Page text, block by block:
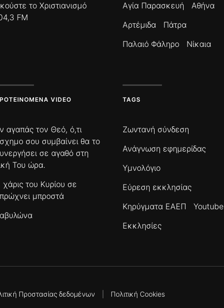
το Χριστιανισμό
FM
Αγία Παρασκευή
Αθήνα
Αρτέμιδα
Πάτρα
Παλαιό Φάληρο
Νίκαια
VIDEO
αγαπάς τον Θεό, ό,τι
σου συμβαίνει θα το
σε αγαθό στη
Του ώρα.
του Κυρίου σε
μπροστά
TAGS
Ζωντανή σύνδεση
Ανάγνωση εφημερίδας
Υμνολόγιο
Εύρεση εκκλησίας
Κηρύγματα ΕΑΕΠ
Youtube
Εκκλησίες
Προστασίας δεδομένων Πολιτική Cookies